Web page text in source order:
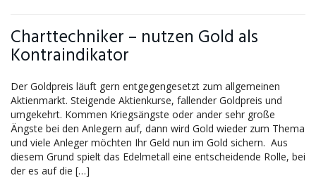
Charttechniker – nutzen Gold als
Kontraindikator
Der Goldpreis läuft gern entgegengesetzt zum allgemeinen
Aktienmarkt. Steigende Aktienkurse, fallender Goldpreis und
umgekehrt. Kommen Kriegsängste oder ander sehr große
Ängste bei den Anlegern auf, dann wird Gold wieder zum Thema
und viele Anleger möchten Ihr Geld nun im Gold sichern. Aus
diesem Grund spielt das Edelmetall eine entscheidende Rolle, bei
der es auf die […]